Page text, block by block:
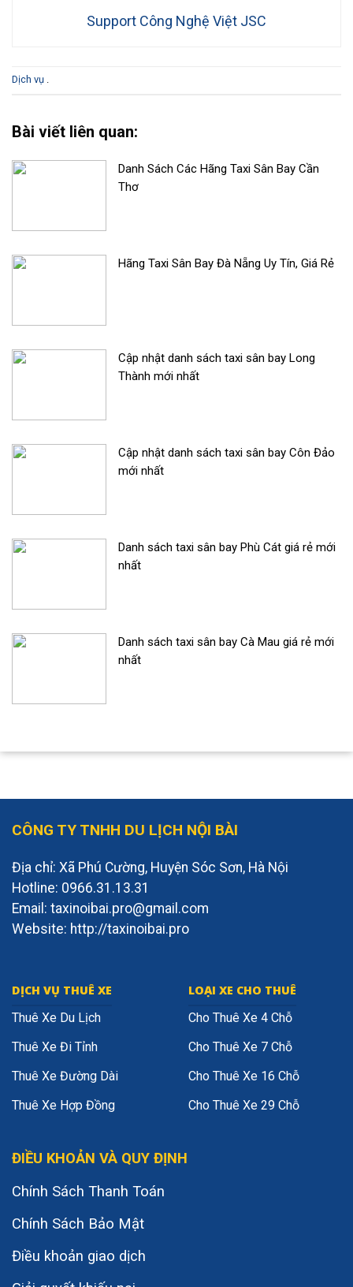
Support Công Nghệ Việt JSC
Dịch vụ .
Bài viết liên quan:
Danh Sách Các Hãng Taxi Sân Bay Cần
Thơ
Hãng Taxi Sân Bay Đà Nẵng Uy Tín, Giá Rẻ
Cập nhật danh sách taxi sân bay Long
Thành mới nhất
Cập nhật danh sách taxi sân bay Côn Đảo
mới nhất
Danh sách taxi sân bay Phù Cát giá rẻ mới
nhất
Danh sách taxi sân bay Cà Mau giá rẻ mới
nhất
CÔNG TY TNHH DU LỊCH NỘI BÀI
Địa chỉ: Xã Phú Cường, Huyện Sóc Sơn, Hà Nội
Hotline: 0966.31.13.31
Email: taxinoibai.pro@gmail.com
Website: http://taxinoibai.pro
DỊCH VỤ THUÊ XE
Thuê Xe Du Lịch
Thuê Xe Đi Tỉnh
Thuê Xe Đường Dài
Thuê Xe Hợp Đồng
LOẠI XE CHO THUÊ
Cho Thuê Xe 4 Chỗ
Cho Thuê Xe 7 Chỗ
Cho Thuê Xe 16 Chỗ
Cho Thuê Xe 29 Chỗ
ĐIỀU KHOẢN VÀ QUY ĐỊNH
Chính Sách Thanh Toán
Chính Sách Bảo Mật
Điều khoản giao dịch